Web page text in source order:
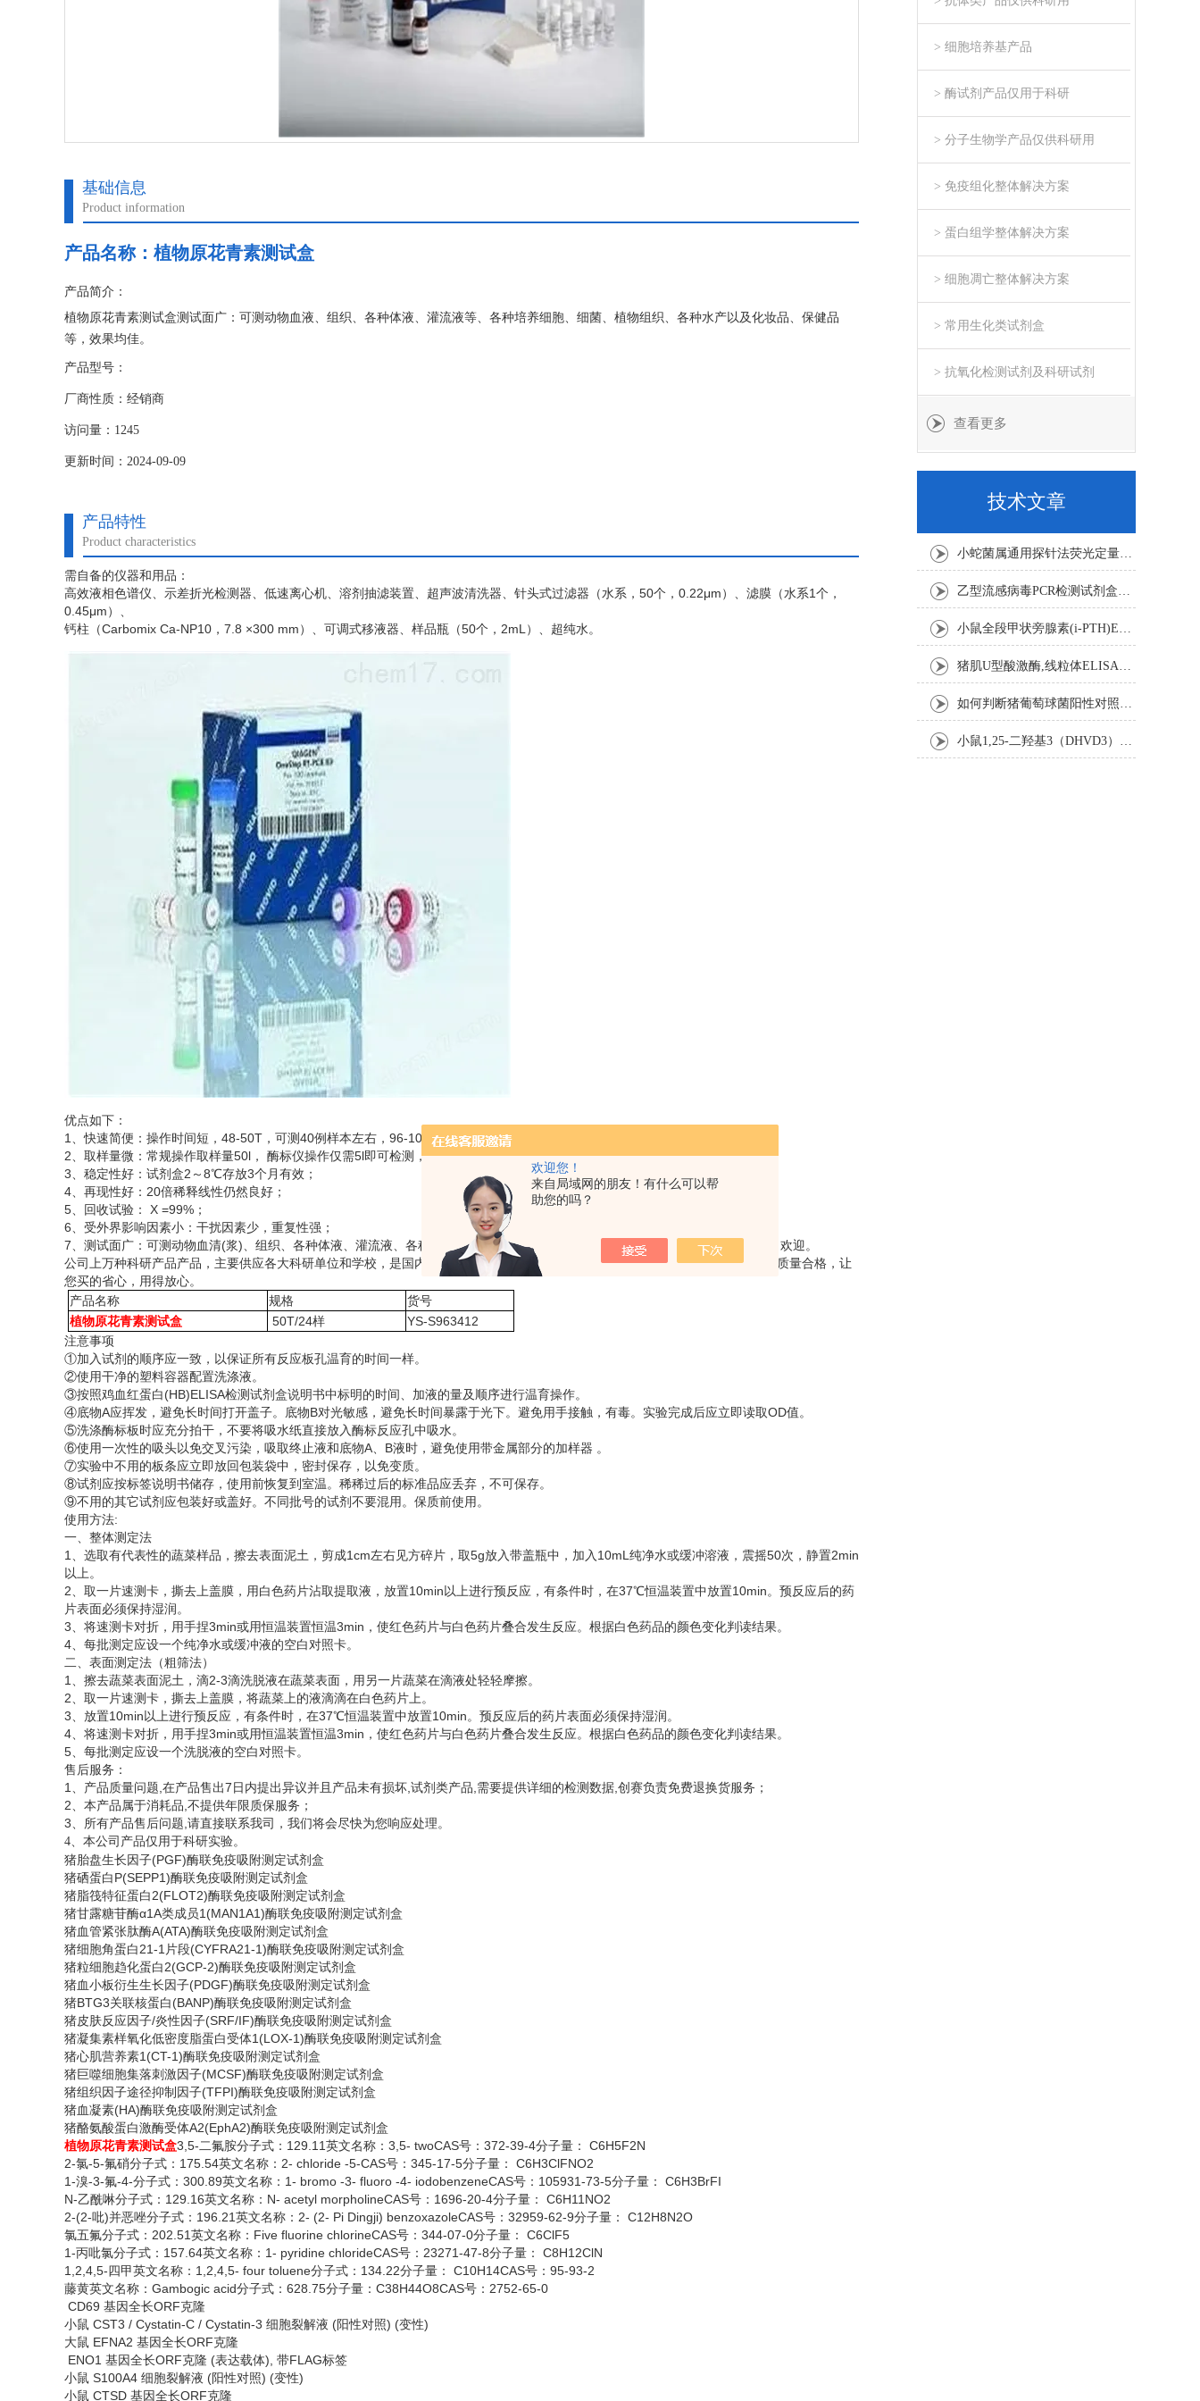
欢迎您！
来自局域网的朋友！有什么可以帮
助您的吗？
基础信息
Product information
产品名称： 植物原花青素测试盒
产品简介：
植物原花青素测试盒测试面广：可测动物血液、组织、各种体液、灌流液等、各种培养细胞、细菌、植物组织、各种水产以及化妆品、保健品
等，效果均佳。
产品型号：
厂商性质：经销商
访问量：1245
更新时间：2024-09-09
产品特性
Product characteristics
需自备的仪器和用品：
高效液相色谱仪、示差折光检测器、低速离心机、溶剂抽滤装置、超声波清洗器、针头式过滤器（水系， 50个，0.22μm）、滤膜（水系1个，
0.45μm）、
钙柱（Carbomix Ca-NP10，7.8 ×300 mm）、可调式移液器、样品瓶（50个，2mL）、超纯水。
优点如下：
1、快速简便：操作时间短，48-50T，可测40例样本左右，96-100T,可测80例样本左右；
2、取样量微：常规操作取样量50l， 酶标仪操作仅需5l即可检测，部分试剂盒取样多少请；
3、稳定性好：试剂盒2～8℃存放3个月有效；
4、再现性好：20倍稀释线性仍然良好；
5、回收试验： X =99%；
6、受外界影响因素小：干扰因素少，重复性强；
7、测试面广：可测动物血清(浆)、组织、各种体液、灌流液、各种培养细胞以及细胞培养上清液等，部分试剂盒适用于检测植物，欢迎。
公司上万种科研产品产品，主要供应各大科研单位和学校，是国内众多科研单位的供应商。公司严把质量关，确保每一个出厂产品质量合格，让
您买的省心，用得放心。
产品名称
规格
货号
植物原花青素测试盒
50T/24样
YS-S963412
注意事项
①加入试剂的顺序应一致，以保证所有反应板孔温育的时间一样。
②使用干净的塑料容器配置洗涤液。
③按照鸡血红蛋白(HB)ELISA检测试剂盒说明书中标明的时间、加液的量及顺序进行温育操作。
④底物A应挥发，避免长时间打开盖子。底物B对光敏感，避免长时间暴露于光下。避免用手接触，有毒。实验完成后应立即读取OD值。
⑤洗涤酶标板时应充分拍干，不要将吸水纸直接放入酶标反应孔中吸水。
⑥使用一次性的吸头以免交叉污染，吸取终止液和底物A、B液时，避免使用带金属部分的加样器 。
⑦实验中不用的板条应立即放回包装袋中，密封保存，以免变质。
⑧试剂应按标签说明书储存，使用前恢复到室温。稀稀过后的标准品应丢弃，不可保存。
⑨不用的其它试剂应包装好或盖好。不同批号的试剂不要混用。保质前使用。
使用方法:
一、整体测定法
1、选取有代表性的蔬菜样品，擦去表面泥土，剪成1cm左右见方碎片，取5g放入带盖瓶中，加入10mL纯净水或缓冲溶液，震摇50次，静置2min
以上。
2、取一片速测卡，撕去上盖膜，用白色药片沾取提取液，放置10min以上进行预反应，有条件时，在37℃恒温装置中放置10min。预反应后的药
片表面必须保持湿润。
3、将速测卡对折，用手捏3min或用恒温装置恒温3min，使红色药片与白色药片叠合发生反应。根据白色药品的颜色变化判读结果。
4、每批测定应设一个纯净水或缓冲液的空白对照卡。
二、表面测定法（粗筛法）
1、擦去蔬菜表面泥土，滴2-3滴洗脱液在蔬菜表面，用另一片蔬菜在滴液处轻轻摩擦。
2、取一片速测卡，撕去上盖膜，将蔬菜上的液滴滴在白色药片上。
3、放置10min以上进行预反应，有条件时，在37℃恒温装置中放置10min。预反应后的药片表面必须保持湿润。
4、将速测卡对折，用手捏3min或用恒温装置恒温3min，使红色药片与白色药片叠合发生反应。根据白色药品的颜色变化判读结果。
5、每批测定应设一个洗脱液的空白对照卡。
售后服务：
1、产品质量问题,在产品售出7日内提出异议并且产品未有损坏,试剂类产品,需要提供详细的检测数据,创赛负责免费退换货服务；
2、本产品属于消耗品,不提供年限质保服务；
3、所有产品售后问题,请直接联系我司，我们将会尽快为您响应处理。
4 本公司产品仅用于科研实验。
猪胎盘生长因子(PGF)酶联免疫吸附测定试剂盒
猪硒蛋白P(SEPP1)酶联免疫吸附测定试剂盒
猪脂筏特征蛋白2(FLOT2)酶联免疫吸附测定试剂盒
猪甘露糖苷酶α1A类成员1(MAN1A1)酶联免疫吸附测定试剂盒
猪血管紧张肽酶A(ATA)酶联免疫吸附测定试剂盒
猪细胞角蛋白21-1片段(CYFRA21-1)酶联免疫吸附测定试剂盒
猪粒细胞趋化蛋白2(GCP-2)酶联免疫吸附测定试剂盒
猪血小板衍生生长因子(PDGF)酶联免疫吸附测定试剂盒
猪BTG3关联核蛋白(BANP)酶联免疫吸附测定试剂盒
猪皮肤反应因子/炎性因子(SRF/IF)酶联免疫吸附测定试剂盒
猪凝集素样氧化低密度脂蛋白受体1(LOX-1)酶联免疫吸附测定试剂盒
猪心肌营养素1(CT-1)酶联免疫吸附测定试剂盒
猪巨噬细胞集落刺激因子(MCSF)酶联免疫吸附测定试剂盒
猪组织因子途径抑制因子(TFPI)酶联免疫吸附测定试剂盒
猪血凝素(HA)酶联免疫吸附测定试剂盒
猪酪氨酸蛋白激酶受体A2(EphA2)酶联免疫吸附测定试剂盒
植物原花青素测试盒3,5-二氟胺分子式：129.11英文名称：3,5- twoCAS号：372-39-4分子量： C6H5F2N
2-氯-5-氟硝分子式：175.54英文名称：2- chloride -5-CAS号：345-17-5分子量： C6H3ClFNO2
1-溴-3-氟-4-分子式：300.89英文名称：1- bromo -3- fluoro -4- iodobenzeneCAS号：105931-73-5分子量： C6H3BrFI
N-乙酰啉分子式：129.16英文名称：N- acetyl morpholineCAS号：1696-20-4分子量： C6H11NO2
2-(2-吡)并恶唑分子式：196.21英文名称：2- (2- Pi Dingji) benzoxazoleCAS号：32959-62-9分子量： C12H8N2O
氯五氟分子式： 202.51英文名称：Five fluorine chlorineCAS号：344-07-0分子量： C6ClF5
1-丙吡氯分子式：157.64英文名称：1- pyridine chlorideCAS号：23271-47-8分子量： C8H12ClN
1,2,4,5-四甲英文名称：1,2,4,5- four toluene分子式：134.22分子量： C10H14CAS号：95-93-2
藤黄英文名称： Gambogic acid分子式：628.75分子量：C38H44O8CAS号：2752-65-0
CD69 基因全长ORF克隆
小鼠 CST3 / Cystatin-C / Cystatin-3 细胞裂解液 (阳性对照) (变性)
大鼠 EFNA2 基因全长ORF克隆
ENO1 基因全长ORF克隆 (表达载体), 带FLAG标签
小鼠 S100A4 细胞裂解液 (阳性对照) (变性)
小鼠 CTSD 基因全长ORF克隆
> 细胞培养基产品
> 酶试剂产品仅用于科研
> 分子生物学产品仅供科研用
> 免疫组化整体解决方案
> 蛋白组学整体解决方案
> 细胞凋亡整体解决方案
> 常用生化类试剂盒
> 抗氧化检测试剂及科研试剂
查看更多
技术文章
小蛇菌属通用探针法荧光定量PCR试剂盒实验注意事项
乙型流感病毒PCR检测试剂盒反应五要素
小鼠全段甲状旁腺素(i-PTH)ELISA试剂盒操作步骤
猪肌U型酸激酶,线粒体ELISA试剂盒注意事项
如何判断猪葡萄球菌阳性对照是否失效
小鼠1,25-二羟基3（DHVD3）elisa试剂盒操作步骤